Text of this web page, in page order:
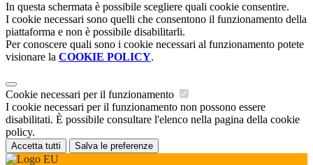
In questa schermata è possibile scegliere quali cookie consentire.
I cookie necessari sono quelli che consentono il funzionamento della
piattaforma e non è possibile disabilitarli.
Per conoscere quali sono i cookie necessari al funzionamento potete
visionare la COOKIE POLICY.
Cookie necessari per il funzionamento
I cookie necessari per il funzionamento non possono essere
disabilitati. È possibile consultare l'elenco nella pagina della cookie
policy.
Accetta tutti Salva le preferenze